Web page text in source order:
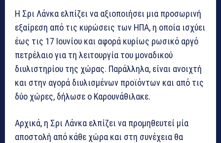
Η Σρι Λάνκα ελπίζει να αξιοποιήσει μια προσωρινή
εξαίρεση από τις κυρώσεις των ΗΠΑ, η οποία ισχύει
έως τις 17 Ιουνίου και αφορά κυρίως ρωσικό αργό
πετρέλαιο για τη λειτουργία του μοναδικού
διυλιστηρίου της χώρας. Παράλληλα, είναι ανοιχτή
και στην αγορά διυλισμένων προϊόντων και από τις
δύο χώρες, δήλωσε ο Καρουνάθιλακε.
Αρχικά, η Σρι Λάνκα ελπίζει να προμηθευτεί μία
αποστολή από κάθε χώρα και στη συνέχεια θα